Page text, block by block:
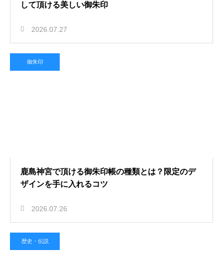
して頂ける美しい御朱印
2026.07.27
御朱印
鹿島神宮で頂ける御朱印帳の種類とは？限定のデ
ザインを手に入れるコツ
2026.07.26
歴史・伝説